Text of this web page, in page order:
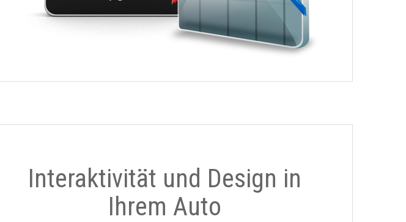
Interaktivität und Design in
Ihrem Auto